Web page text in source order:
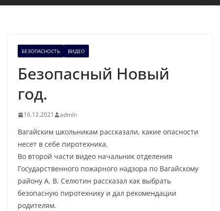
БЕЗОПАСНОСТЬ ВИДЕО
Безопасный Новый
год.
16.12.2021 admin
Вагайским школьникам рассказали, какие опасности
несет в себе пиротехника.
Во второй части видео начальник отделения
Государственного пожарного надзора по Вагайскому
району А. В. Селютин рассказал как выбрать
безопасную пиротехнику и дал рекомендации
родителям.